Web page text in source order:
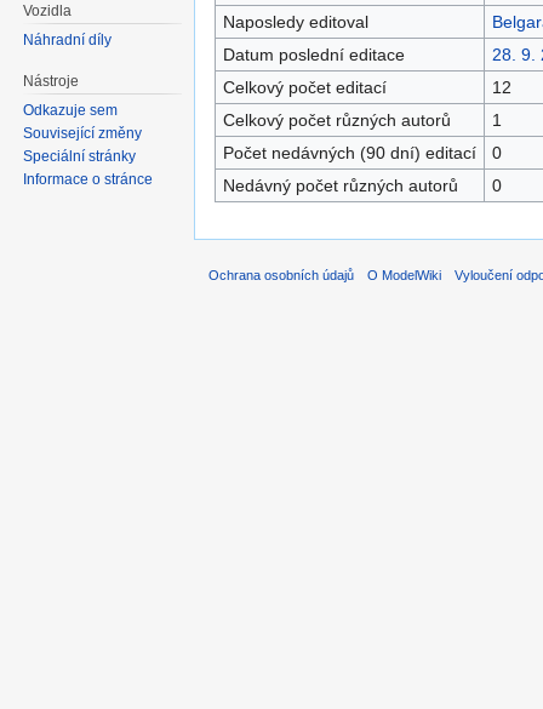
Naposledy editoval
Datum poslední editace
28. 9.
Celkový počet editací
12
Celkový počet různých autorů
1
Počet nedávných (90 dní) editací
0
Nedávný počet různých autorů
0
Vozidla
Náhradní díly
Nástroje
Odkazuje sem
Související změny
Speciální stránky
Informace o stránce
Ochrana osobních údajů O ModelWiki Vyloučení